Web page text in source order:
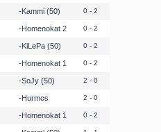
Kammi (50) 0 - 2
Homenokat 2 0 - 2
KiLePa (50) 0 - 2
Homenokat 1 0 - 2
SoJy (50) 2 - 0
Hurmos 2 - 0
Homenokat 1 0 - 2